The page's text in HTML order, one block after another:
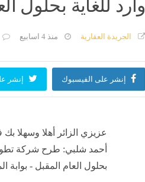
وارد للغاية بحلول
الجريدة العقارية منذ 4 اسابيع
إنشر على الفيسبوك إنشر
عزيزي الزائر أهلا وسهلا
أحمد شلبي: طرح شركة
بحلول العام المقبل - بوابة